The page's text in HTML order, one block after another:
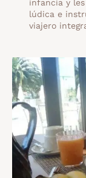
infancia y
lúdica e
viajero